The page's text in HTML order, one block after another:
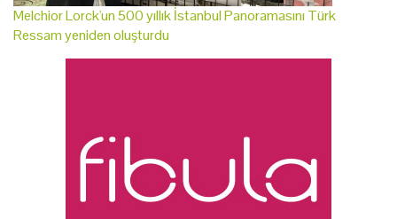
Melchior Lorck'un 500 yıllık İstanbul Panoramasını Türk
Ressam yeniden oluşturdu